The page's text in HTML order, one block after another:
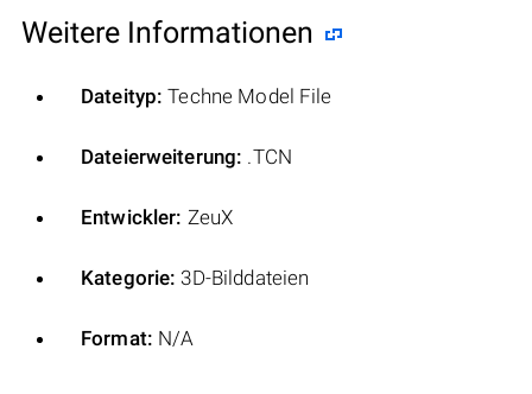
Weitere Informationen
Dateityp: Techne Model File
Dateierweiterung: .TCN
Entwickler: ZeuX
Kategorie: 3D-Bilddateien
Format: N/A